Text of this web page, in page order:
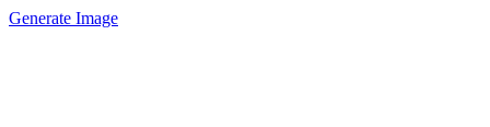
Generate Image